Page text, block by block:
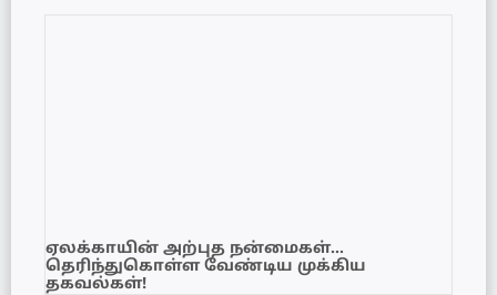
ஏலக்காயின் அற்புத நன்மைகள்…
தெரிந்துகொள்ள வேண்டிய முக்கிய
தகவல்கள்!